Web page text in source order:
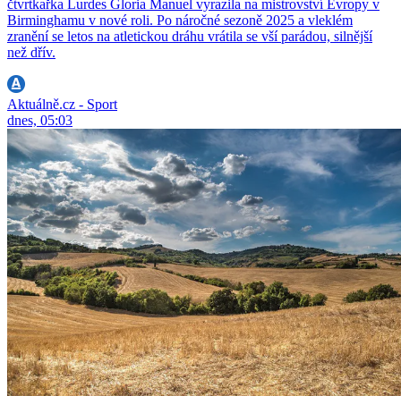
čtvrtkařka Lurdes Gloria Manuel vyrazila na mistrovství Evropy v
Birminghamu v nové roli. Po náročné sezoně 2025 a vleklém
zranění se letos na atletickou dráhu vrátila se vší parádou, silnější
než dřív.
Aktuálně.cz - Sport
dnes, 05:03